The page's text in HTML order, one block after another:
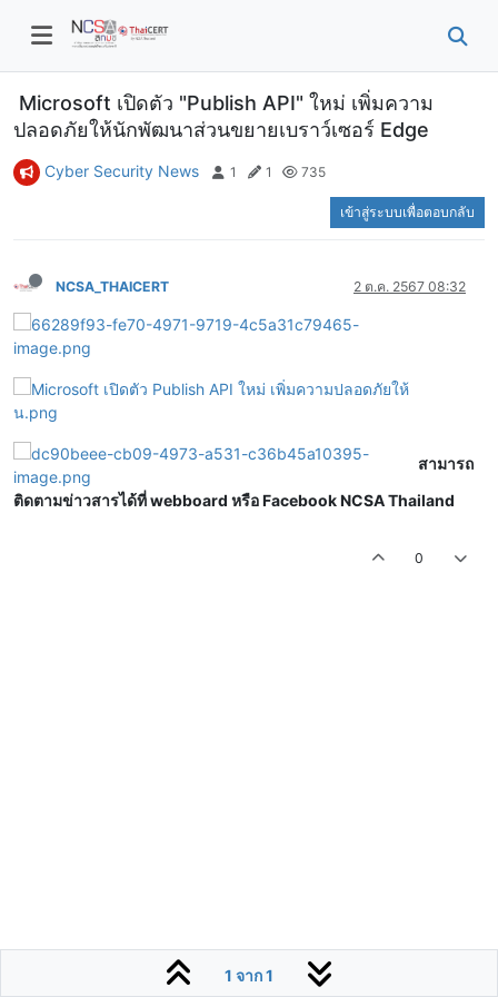
Microsoft เปิดตัว "Publish API" ใหม่ เพิ่มความ
ปลอดภัยให้นักพัฒนาส่วนขยายเบราว์เซอร์ Edge
Cyber Security News 1 1 735
เข้าสู่ระบบเพื่อตอบกลับ
NCSA_THAICERT 2 ต.ค. 2567 08:32
สามารถ
ติดตามข่าวสารได้ที่ webboard หรือ Facebook NCSA Thailand
0
1 จาก 1